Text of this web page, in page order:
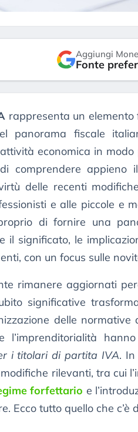
Aggiungi
Fonte
rappresenta un
panorama fiscale
economica in
comprendere appieno il
delle recenti
e alle piccole e
di fornire una
il significato, le
con un focus sulle
rimanere aggiornati
significative
delle
l’imprenditorialità
i titolari di partita IVA. In
rilevanti, tra cui
forfettario e
Ecco tutto quello che c’è
segni di stanchezza
le (…)